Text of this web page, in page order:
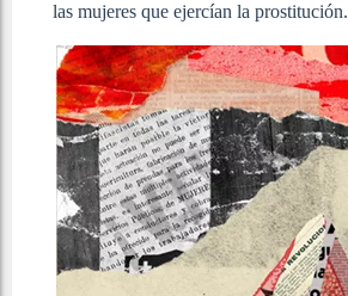
las mujeres que ejercían la prostitución.